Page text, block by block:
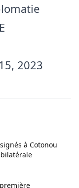
2023
à Cotonou